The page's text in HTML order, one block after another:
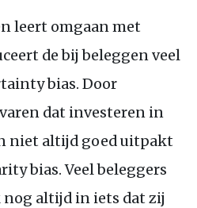
leert omgaan met
de bij beleggen veel
bias. Door
dat investeren in
niet altijd goed uitpakt
bias. Veel beleggers
altijd in iets dat zij